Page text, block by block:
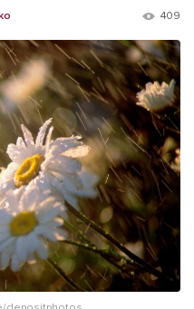
релізи
Відео
in Lviv
409